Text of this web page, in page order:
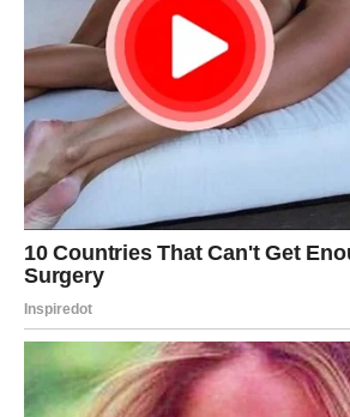
Ovo je period tokom kojeg
ljubavi nikada ne nestanu – čak i kada
sebe da jesu.